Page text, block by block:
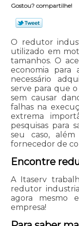
Gostou? compartilhe!
O redutor
utilizado em
tamanhos. O
economia para
necessário
serve para que
sem causar
falhas na
extrema
pesquisas para
seu caso,
fornecedor de
Encontre
A Itaserv
redutor
agora mesmo
empresa!